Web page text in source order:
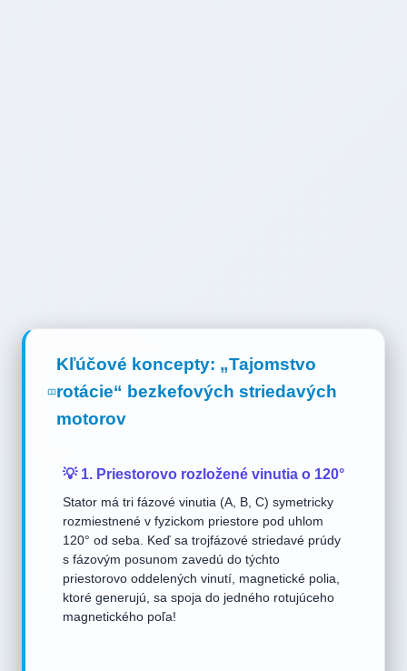
Kľúčové koncepty: „Tajomstvo
rotácie“ bezkefových striedavých
motorov
💡 1. Priestorovo rozložené vinutia o 120°
Stator má tri fázové vinutia (A, B, C) symetricky
rozmiestnené v fyzickom priestore pod uhlom
120° od seba. Keď sa trojfázové striedavé prúdy
s fázovým posunom zavedú do týchto
priestorovo oddelených vinutí, magnetické polia,
ktoré generujú, sa spoja do jedného rotujúceho
magnetického poľa!